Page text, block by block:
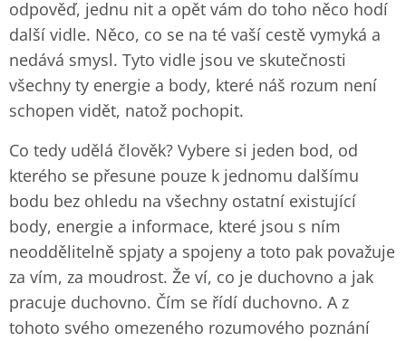
odpověď, jednu nit a opět vám do toho něco hodí
další vidle. Něco, co se na té vaší cestě vymyká a
nedává smysl. Tyto vidle jsou ve skutečnosti
všechny ty energie a body, které náš rozum není
schopen vidět, natož pochopit.
Co tedy udělá člověk? Vybere si jeden bod, od
kterého se přesune pouze k jednomu dalšímu
bodu bez ohledu na všechny ostatní existující
body, energie a informace, které jsou s ním
neoddělitelně spjaty a spojeny a toto pak považuje
za vím, za moudrost. Že ví, co je duchovno a jak
pracuje duchovno. Čím se řídí duchovno. A z
tohoto svého omezeného rozumového poznání